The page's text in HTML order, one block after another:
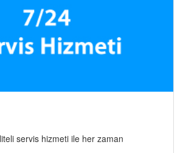
servis hizmeti ile her zaman